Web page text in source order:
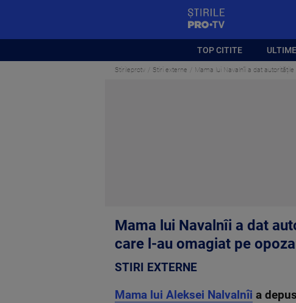
TOP CITITE
Stirileprotv Stiri externe Mama lui Navalnîi a dat
Mama lui Navalnîi a dat
care l-au omagiat pe
STIRI EXTERNE
Mama lui Aleksei Nalvalnîi a